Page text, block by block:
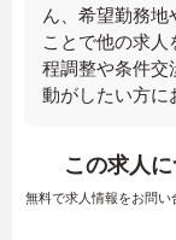
ん、希望勤務地
ことで他の求人
程調整や条件交
動がしたい方に
この求人
無料で求人情報をお問